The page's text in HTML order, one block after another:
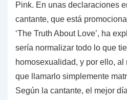
Pink. En unas declaraciones
cantante, que está
‘The Truth About Love’, ha
sería normalizar todo lo que
homosexualidad, y por ello,
que llamarlo simplemente
Según la cantante, el mejor